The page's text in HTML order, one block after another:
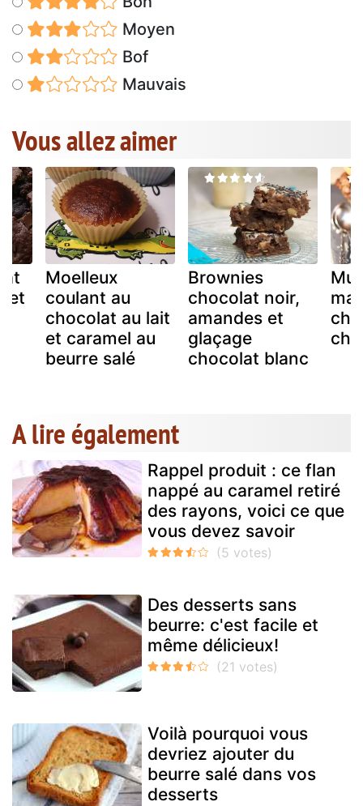
Moyen
Bof
Mauvais
Vous allez aimer
et
Moelleux
coulant au
chocolat au lait
et caramel au
beurre salé
Brownies
chocolat noir,
amandes et
glaçage
chocolat blanc
A lire également
Rappel produit : ce flan
nappé au caramel retiré
des rayons, voici ce que
vous devez savoir
Des desserts sans
beurre: c'est facile et
même délicieux!
Voilà pourquoi vous
devriez ajouter du
beurre salé dans vos
desserts